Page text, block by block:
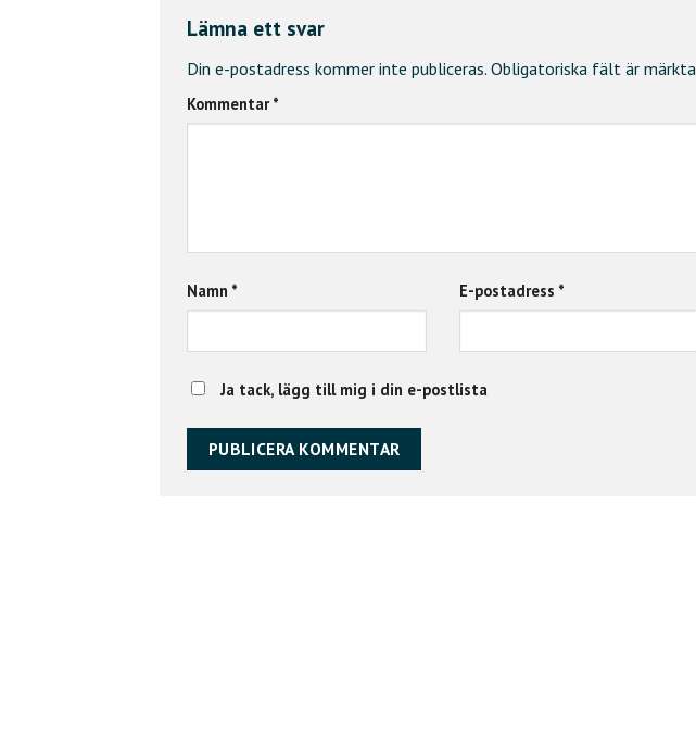
Lämna ett svar
Din e-postadress kommer inte publiceras. Obligatoriska fält är märkta
Kommentar*
Namn * E-postadress *
Ja tack, lägg till mig i din e-postlista